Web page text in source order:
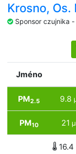
Krosno,
Sponsor czujnika
Jméno
PM2.5 9.8
PM10 21
16.4